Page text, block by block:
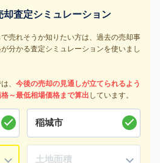
却査定シミュレーション
売れそうか知りたい方は、過去の売却事
分かる査定シミュレーションを使いまし
、 今後の売却の見通しが立てられるよう
～最低相場価格まで算出 しています。